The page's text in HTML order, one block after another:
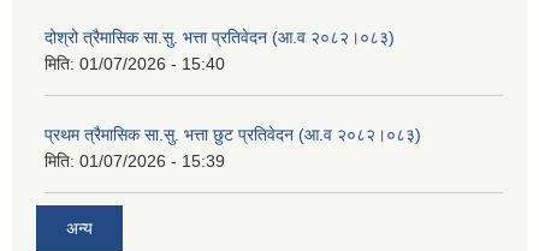
दोश्रो त्रैमासिक सा.सु. भत्ता प्रतिवेदन (आ.व २०८२।०८३)
मिति: 01/07/2026 - 15:40
प्रथम त्रैमासिक सा.सु. भत्ता छुट प्रतिवेदन (आ.व २०८२।०८३)
मिति: 01/07/2026 - 15:39
अन्य